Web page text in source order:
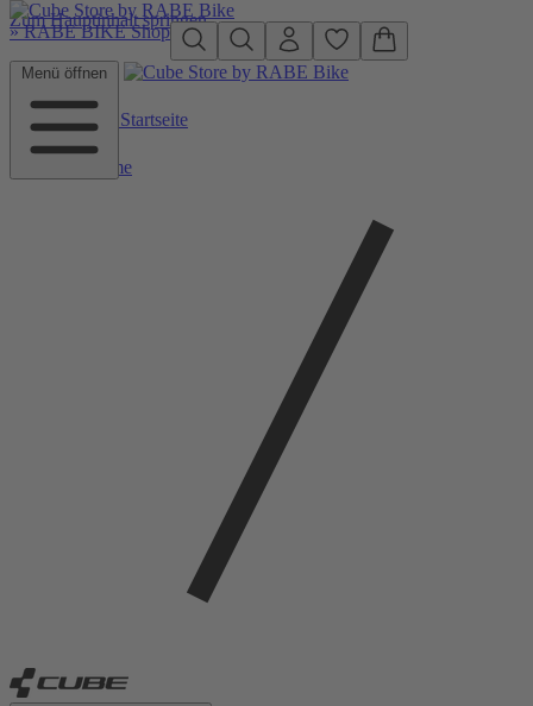
Zum Hauptinhalt springen
»RABE BIKE Shop
Menü öffnen
Zurück zu Startseite
Home